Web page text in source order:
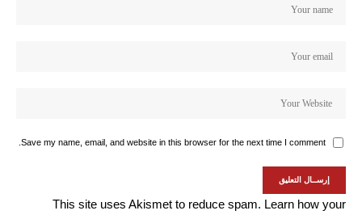
Save my name, email, and website in this browser for the next time I comment.
This site uses Akismet to reduce spam. Learn how your